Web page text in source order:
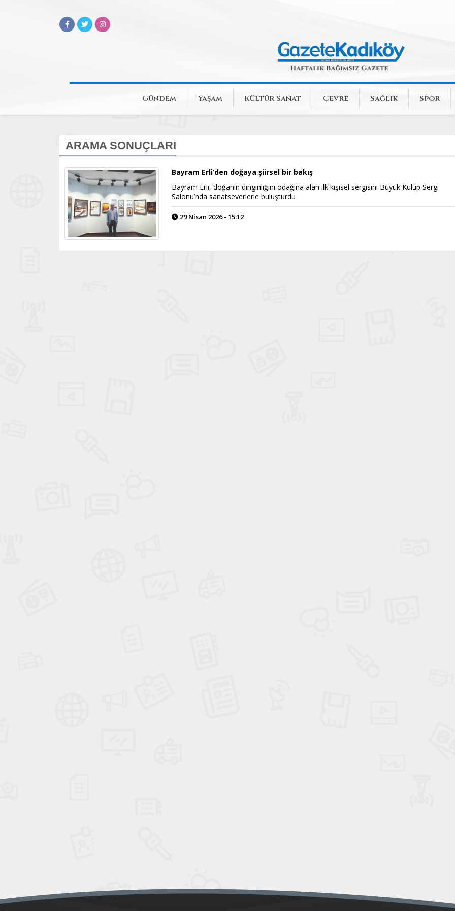
Gündem Yaşam Kültür Sanat Çevre Sağlık Spor
ARAMA SONUÇLARI
Bayram Erli’den doğaya şiirsel bir bakış
Bayram Erli, doğanın dinginliğini odağına alan ilk kişisel sergisini Büyük Kulüp Sergi
Salonu’nda sanatseverlerle buluşturdu
29 Nisan 2026 - 15:12